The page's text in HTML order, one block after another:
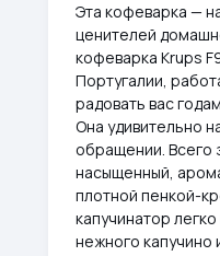
Эта кофеварка —
ценителей
кофеварка Krups
Португалии,
радовать вас
Она удивительно
обращении. Всего
насыщенный,
плотной пенкой-
капучинатор
нежного капучино